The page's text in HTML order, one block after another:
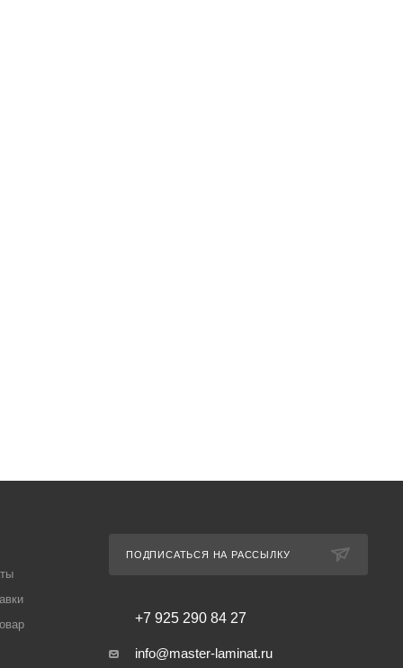
ПОДПИСАТЬСЯ НА РАССЫЛКУ
+7 925 290 84 27
info@master-laminat.ru